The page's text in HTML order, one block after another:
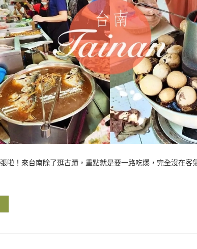
啦！來台南除了逛古蹟，重點就是要一路吃爆，完全沒在客